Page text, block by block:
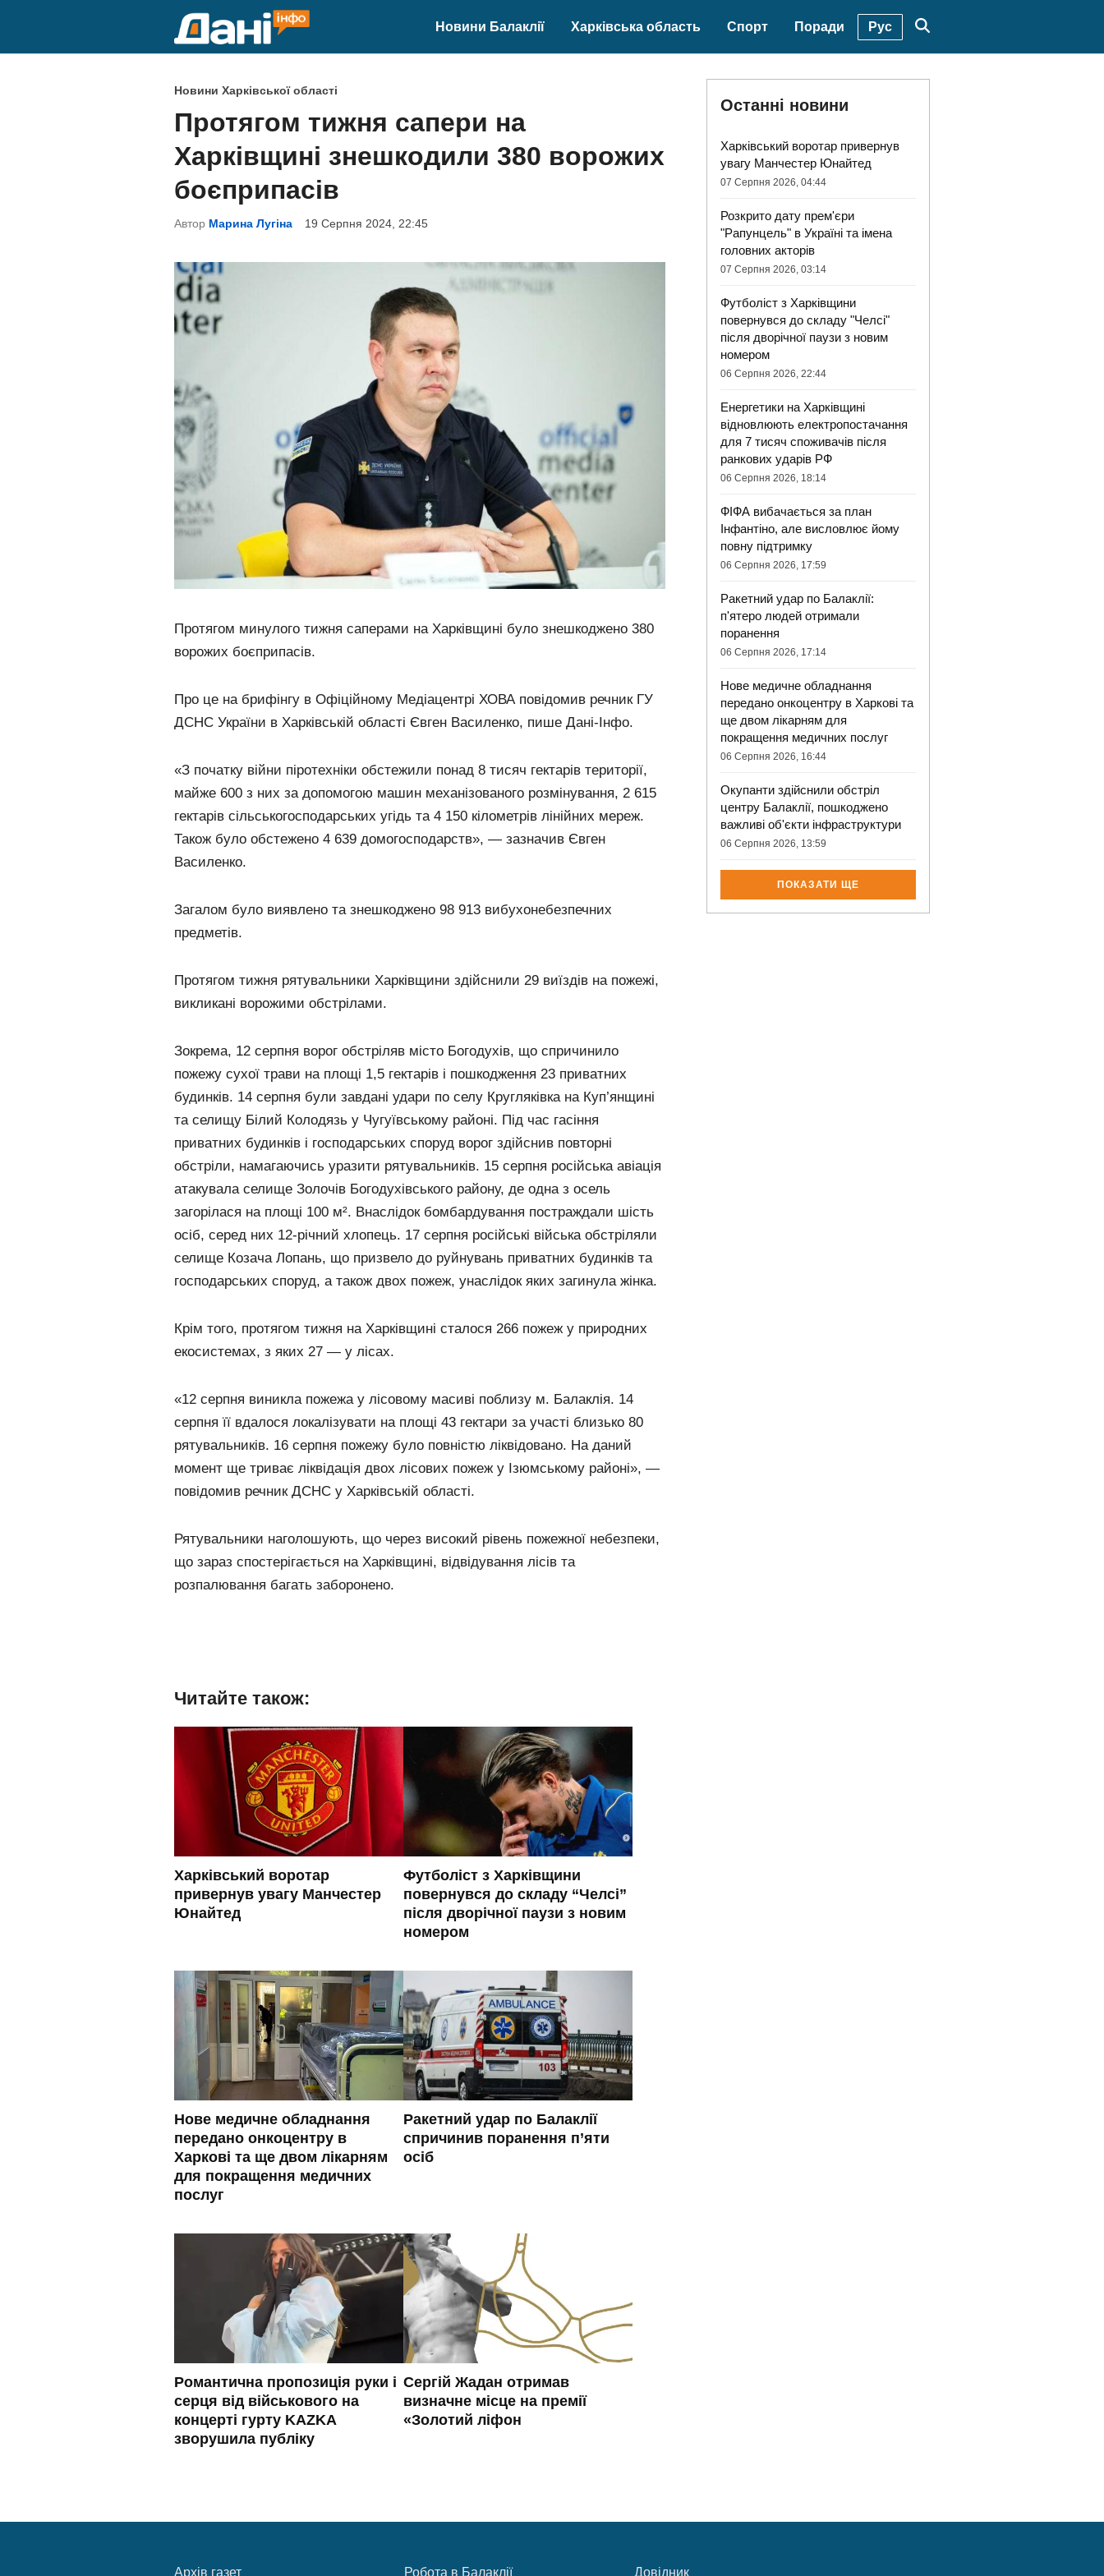
Новини Балаклії Харківська область Спорт Поради Рус
P
o
s
t
e
d
i
Новини Харківської області
Протягом тижня сапери на
Харківщині знешкодили 380 ворожих
боєприпасів
Автор Марина Лугіна 19 Серпня 2024, 22:45
Протягом минулого тижня саперами на Харківщині було знешкоджено 380
ворожих боєприпасів.
Про це на брифінгу в Офіційному Медіацентрі ХОВА повідомив речник ГУ
ДСНС України в Харківській області Євген Василенко, пише Дані-Інфо.
«З початку війни піротехніки обстежили понад 8 тисяч гектарів території,
майже 600 з них за допомогою машин механізованого розмінування, 2 615
гектарів сільськогосподарських угідь та 4 150 кілометрів лінійних мереж.
Також було обстежено 4 639 домогосподарств», — зазначив Євген
Василенко.
Загалом було виявлено та знешкоджено 98 913 вибухонебезпечних
предметів.
Протягом тижня рятувальники Харківщини здійснили 29 виїздів на пожежі,
викликані ворожими обстрілами.
Зокрема, 12 серпня ворог обстріляв місто Богодухів, що спричинило
пожежу сухої трави на площі 1,5 гектарів і пошкодження 23 приватних
будинків. 14 серпня були завдані удари по селу Кругляківка на Куп’янщині
та селищу Білий Колодязь у Чугуївському районі. Під час гасіння
приватних будинків і господарських споруд ворог здійснив повторні
обстріли, намагаючись уразити рятувальників. 15 серпня російська авіація
атакувала селище Золочів Богодухівського району, де одна з осель
загорілася на площі 100 м². Внаслідок бомбардування постраждали шість
осіб, серед них 12-річний хлопець. 17 серпня російські війська обстріляли
селище Козача Лопань, що призвело до руйнувань приватних будинків та
господарських споруд, а також двох пожеж, унаслідок яких загинула жінка.
Крім того, протягом тижня на Харківщині сталося 266 пожеж у природних
екосистемах, з яких 27 — у лісах.
«12 серпня виникла пожежа у лісовому масиві поблизу м. Балаклія. 14
серпня її вдалося локалізувати на площі 43 гектари за участі близько 80
рятувальників. 16 серпня пожежу було повністю ліквідовано. На даний
момент ще триває ліквідація двох лісових пожеж у Ізюмському районі», —
повідомив речник ДСНС у Харківській області.
Рятувальники наголошують, що через високий рівень пожежної небезпеки,
що зараз спостерігається на Харківщині, відвідування лісів та
розпалювання багать заборонено.
Читайте також:
Харківський воротар
привернув увагу Манчестер
Юнайтед
Футболіст з Харківщини
повернувся до складу “Челсі”
після дворічної паузи з новим
номером
Нове медичне обладнання
передано онкоцентру в
Харкові та ще двом лікарням
для покращення медичних
послуг
Ракетний удар по Балаклії
спричинив поранення п’яти
осіб
Романтична пропозиція руки і
серця від військового на
концерті гурту KAZKA
зворушила публіку
Сергій Жадан отримав
визначне місце на премії
«Золотий ліфон
Останні новини
Харківський воротар привернув
увагу Манчестер Юнайтед
07 Серпня 2026, 04:44
Розкрито дату прем'єри
"Рапунцель" в Україні та імена
головних акторів
07 Серпня 2026, 03:14
Футболіст з Харківщини
повернувся до складу "Челсі"
після дворічної паузи з новим
номером
06 Серпня 2026, 22:44
Енергетики на Харківщині
відновлюють електропостачання
для 7 тисяч споживачів після
ранкових ударів РФ
06 Серпня 2026, 18:14
ФІФА вибачається за план
Інфантіно, але висловлює йому
повну підтримку
06 Серпня 2026, 17:59
Ракетний удар по Балаклії:
п'ятеро людей отримали
поранення
06 Серпня 2026, 17:14
Нове медичне обладнання
передано онкоцентру в Харкові та
ще двом лікарням для
покращення медичних послуг
06 Серпня 2026, 16:44
Окупанти здійснили обстріл
центру Балаклії, пошкоджено
важливі об'єкти інфраструктури
06 Серпня 2026, 13:59
ПОКАЗАТИ ЩЕ
Архів газет Робота в Балаклії Довідник